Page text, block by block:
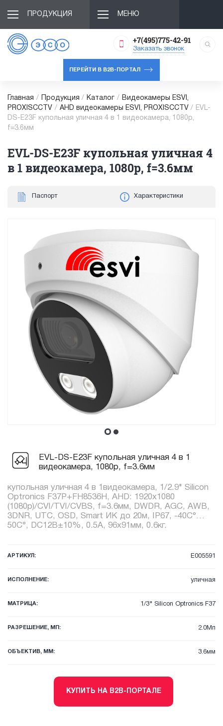
ПРОДУКЦИЯ МЕНЮ
+7(495)775-42-91
Заказать звонок
ПЕРЕЙТИ В B2B-ПОРТАЛ
Главная / Продукция / Каталог /
Видеокамеры ESVI,
PROXISCCTV / AHD видеокамеры ESVI, PROXISCCTV /
EVL-
DS-E23F купольная уличная 4 в 1 видеокамера, 1080p,
f=3.6мм
EVL-DS-E23F купольная уличная 4
в 1 видеокамера, 1080p, f=3.6мм
Паспорт Характеристики
EVL-DS-E23F купольная уличная 4 в 1
видеокамера, 1080p, f=3.6мм
купольная уличная 4 в 1видеокамера, 1/2.9" Silicon
Optronics F37P+FH8536H, AHD: 1920x1080
(1080p)/CVI/TVI/CVBS, f=3.6мм, DWDR, AGC, AWB,
3DNR, UTC, OSD, Smart ИК до 20м, IP67, -40C°…
50C°, DC12В±10%, 0.5А, 96x91мм, 0.6кг.
АРТИКУЛ: E005591
ИСПОЛНЕНИЕ: уличная
МАТРИЦА: 1/3" Silicon Optronics F37
РАЗРЕШЕНИЕ, МП: 2.0Мп
ОБЪЕКТИВ, ММ: 3.6мм
КУПИТЬ НА B2B-ПОРТАЛЕ